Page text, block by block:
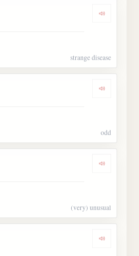
Dengarkan
strange disease
Dengarkan
odd
Dengarkan
(very) unusual
Dengarkan